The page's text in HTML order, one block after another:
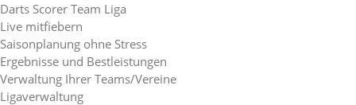
Darts Scorer Team Liga
Live mitfiebern
Saisonplanung ohne Stress
Ergebnisse und Bestleistungen
Verwaltung Ihrer Teams/Vereine
Ligaverwaltung